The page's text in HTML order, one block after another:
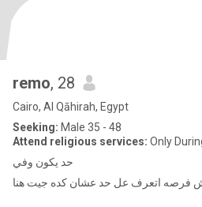
remo, 28
Cairo, Al Qāhirah, Egypt
Seeking: Male 35 - 48
Attend religious services: Only
حد يكون وفي
فرصه اتعرف عل حد عشان كده جيت هنا